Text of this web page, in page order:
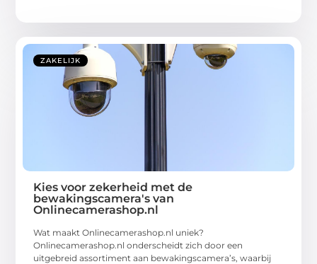
ZAKELIJK
Kies voor zekerheid met de
bewakingscamera's van
Onlinecamerashop.nl
Wat maakt Onlinecamerashop.nl uniek?
Onlinecamerashop.nl onderscheidt zich door een
uitgebreid assortiment aan bewakingscamera’s, waarbij